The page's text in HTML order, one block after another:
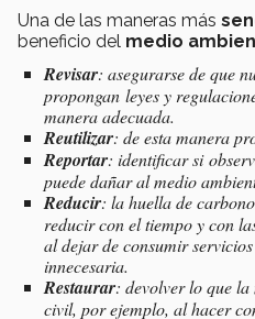
Una de las maneras más
beneficio del medio
Revisar: asegurarse de que
propongan leyes y
manera adecuada.
Reutilizar: de esta manera
Reportar: identificar si
puede dañar al medio
Reducir: la huella de
reducir con el tiempo y con
al dejar de consumir
innecesaria.
Restaurar: devolver lo que
civil, por ejemplo, al hacer